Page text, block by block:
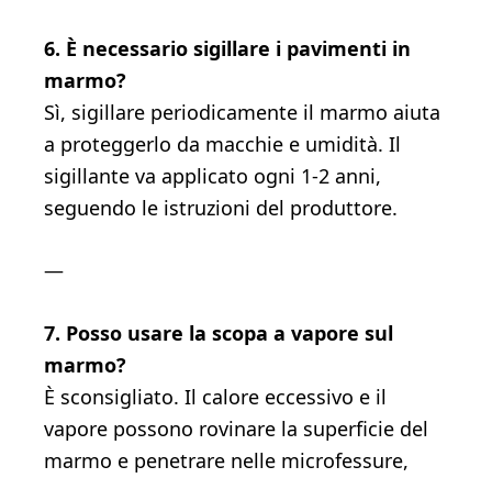
6. È necessario sigillare i pavimenti in
marmo?
Sì, sigillare periodicamente il marmo aiuta
a proteggerlo da macchie e umidità. Il
sigillante va applicato ogni 1-2 anni,
seguendo le istruzioni del produttore.
—
7. Posso usare la scopa a vapore sul
marmo?
È sconsigliato. Il calore eccessivo e il
vapore possono rovinare la superficie del
marmo e penetrare nelle microfessure,